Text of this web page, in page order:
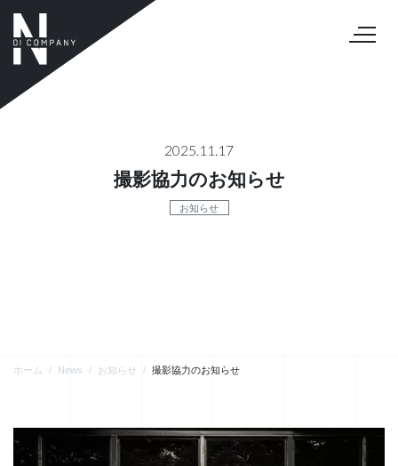
2025.11.17
撮影協力のお知らせ
お知らせ
ホーム News お知らせ 撮影協力のお知らせ